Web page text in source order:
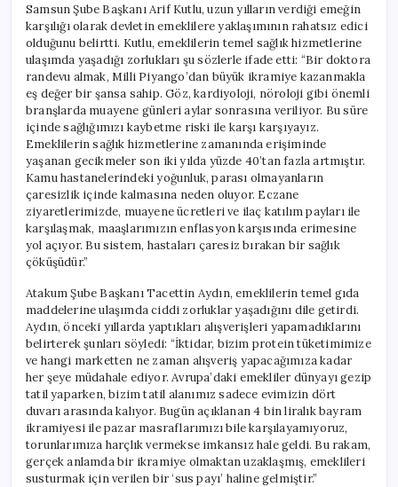
Samsun Şube Başkanı Arif Kutlu, uzun yılların verdiği emeğin
karşılığı olarak devletin emeklilere yaklaşımının rahatsız edici
olduğunu belirtti. Kutlu, emeklilerin temel sağlık hizmetlerine
ulaşımda yaşadığı zorlukları şu sözlerle ifade etti: “Bir doktora
randevu almak, Milli Piyango’dan büyük ikramiye kazanmakla
eş değer bir şansa sahip. Göz, kardiyoloji, nöroloji gibi önemli
branşlarda muayene günleri aylar sonrasına veriliyor. Bu süre
içinde sağlığımızı kaybetme riski ile karşı karşıyayız.
Emeklilerin sağlık hizmetlerine zamanında erişiminde
yaşanan gecikmeler son iki yılda yüzde 40’tan fazla artmıştır.
Kamu hastanelerindeki yoğunluk, parası olmayanların
çaresizlik içinde kalmasına neden oluyor. Eczane
ziyaretlerimizde, muayene ücretleri ve ilaç katılım payları ile
karşılaşmak, maaşlarımızın enflasyon karşısında erimesine
yol açıyor. Bu sistem, hastaları çaresiz bırakan bir sağlık
çöküşüdür.”
Atakum Şube Başkanı Tacettin Aydın, emeklilerin temel gıda
maddelerine ulaşımda ciddi zorluklar yaşadığını dile getirdi.
Aydın, önceki yıllarda yaptıkları alışverişleri yapamadıklarını
belirterek şunları söyledi: “İktidar, bizim protein tüketimimize
ve hangi marketten ne zaman alışveriş yapacağımıza kadar
her şeye müdahale ediyor. Avrupa’daki emekliler dünyayı gezip
tatil yaparken, bizim tatil alanımız sadece evimizin dört
duvarı arasında kalıyor. Bugün açıklanan 4 bin liralık bayram
ikramiyesi ile pazar masraflarımızı bile karşılayamıyoruz,
torunlarımıza harçlık vermekse imkansız hale geldi. Bu rakam,
gerçek anlamda bir ikramiye olmaktan uzaklaşmış, emeklileri
susturmak için verilen bir ‘sus payı’ haline gelmiştir.”